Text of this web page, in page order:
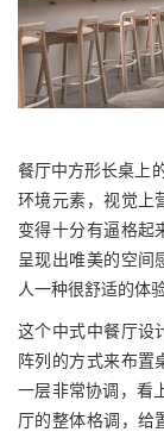
餐厅中方形长桌上
环境元素，视觉上
变得十分有逼格起
呈现出唯美的空间
人一种很舒适的体验
这个中式中餐厅设
阵列的方式来布置
一层非常协调，看
厅的整体格调，给